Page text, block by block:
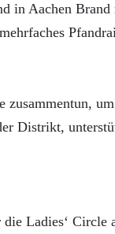
in Aachen
Distrikt,
Ladies‘ Circle